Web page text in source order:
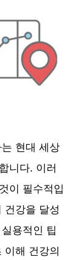
현대 세상
니다. 이러
이 필수적입
건강을 달성
용적인 팁
이해 건강의